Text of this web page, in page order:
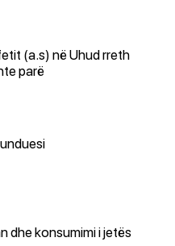
(a.s) në Uhud rreth
parë
dhe konsumimi i jetës